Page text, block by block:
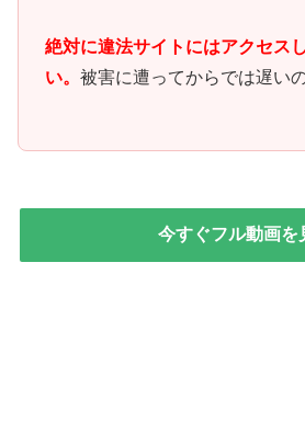
絶対に違法サイトにはアクセス
い。 被害に遭ってからでは遅いの
今すぐフル動画を